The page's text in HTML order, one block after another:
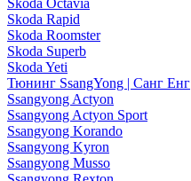
Skoda Octavia
Skoda Rapid
Skoda Roomster
Skoda Superb
Skoda Yeti
Тюнинг SsangYong | Санг Енг
Ssangyong Actyon
Ssangyong Actyon Sport
Ssangyong Korando
Ssangyong Kyron
Ssangyong Musso